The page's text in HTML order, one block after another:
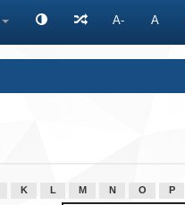
A- A
K L M N O P